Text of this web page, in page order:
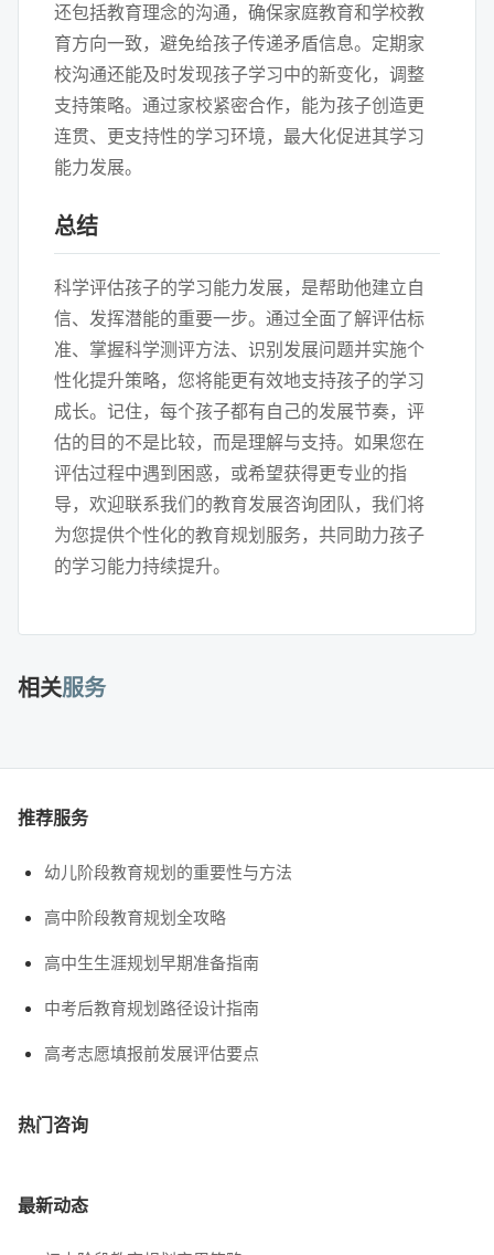
还包括教育理念的沟通，确保家庭教育和学校教
育方向一致，避免给孩子传递矛盾信息。定期家
校沟通还能及时发现孩子学习中的新变化，调整
支持策略。通过家校紧密合作，能为孩子创造更
连贯、更支持性的学习环境，最大化促进其学习
能力发展。
总结
科学评估孩子的学习能力发展，是帮助他建立自
信、发挥潜能的重要一步。通过全面了解评估标
准、掌握科学测评方法、识别发展问题并实施个
性化提升策略，您将能更有效地支持孩子的学习
成长。记住，每个孩子都有自己的发展节奏，评
估的目的不是比较，而是理解与支持。如果您在
评估过程中遇到困惑，或希望获得更专业的指
导，欢迎联系我们的教育发展咨询团队，我们将
为您提供个性化的教育规划服务，共同助力孩子
的学习能力持续提升。
相关服务
推荐服务
幼儿阶段教育规划的重要性与方法
高中阶段教育规划全攻略
高中生生涯规划早期准备指南
中考后教育规划路径设计指南
高考志愿填报前发展评估要点
热门咨询
最新动态